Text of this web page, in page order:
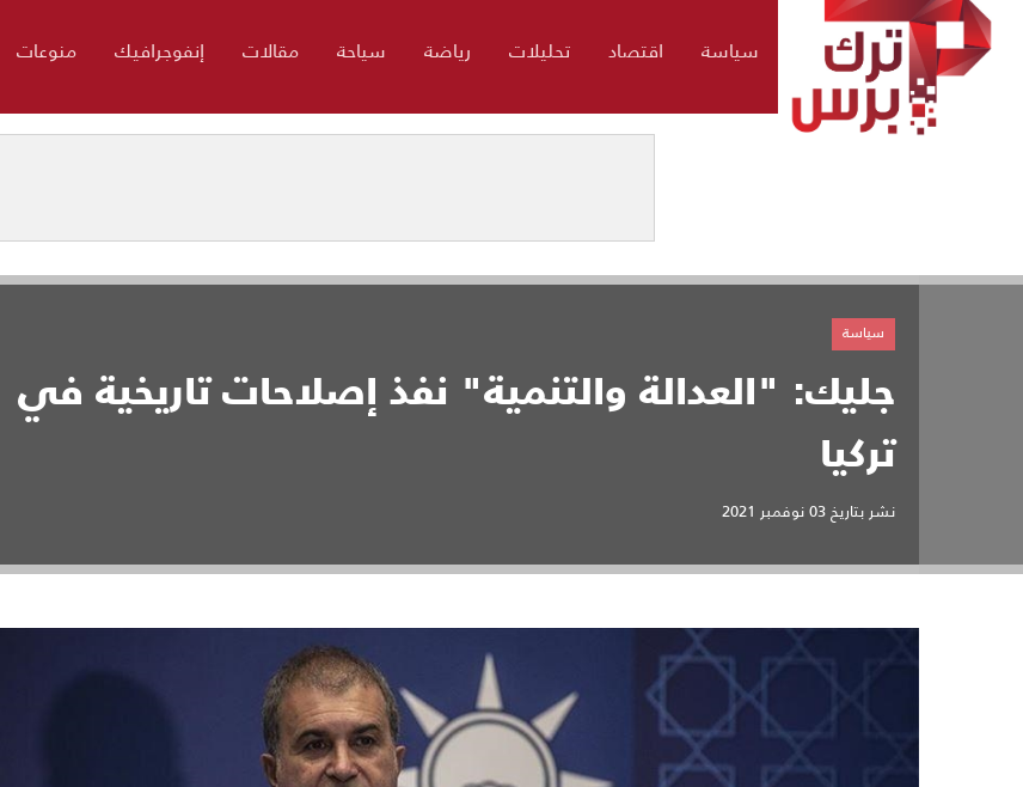
سياسة اقتصاد تحليلات رياضة سياحة مقالات إنفوجرافيك منوعات
جليك: "العدالة والتنمية" نفذ إصلاحات تاريخية في
تركيا
نشر بتاريخ03 نوفمبر 2021
سياسة